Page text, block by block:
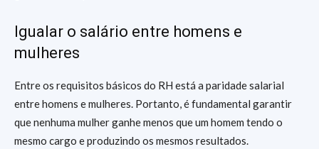
Igualar o salário entre homens e
mulheres
Entre os requisitos básicos do RH está a paridade salarial
entre homens e mulheres. Portanto, é fundamental garantir
que nenhuma mulher ganhe menos que um homem tendo o
mesmo cargo e produzindo os mesmos resultados.